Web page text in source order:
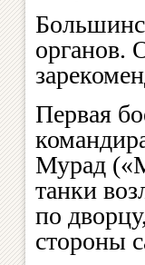
органов.
Первая
Мурад
танки
по
стороны